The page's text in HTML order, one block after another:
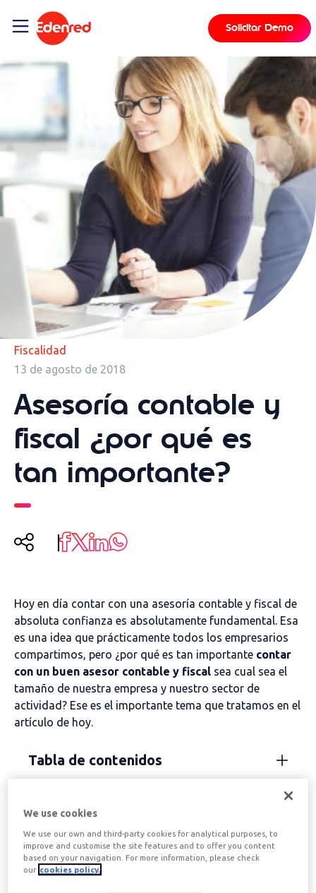
Solicitar Demo
Fiscalidad
13 de agosto de 2018
Asesoría contable y
fiscal ¿por qué es
tan importante?
Hoy en día contar con una asesoría contable y fiscal de
absoluta confianza es absolutamente fundamental. Esa
es una idea que prácticamente todos los empresarios
compartimos, pero ¿por qué es tan importante contar
con un buen asesor contable y fiscal sea cual sea el
tamaño de nuestra empresa y nuestro sector de
actividad? Ese es el importante tema que tratamos en el
artículo de hoy.
Tabla de contenidos
¿A qué se dedica una
asesoría contable y
fiscal?
We use cookies
We use our own and third-party cookies for analytical purposes, to
improve and customise the site features and to offer you content
based on your navigation. For more information, please check
our cookies policy.